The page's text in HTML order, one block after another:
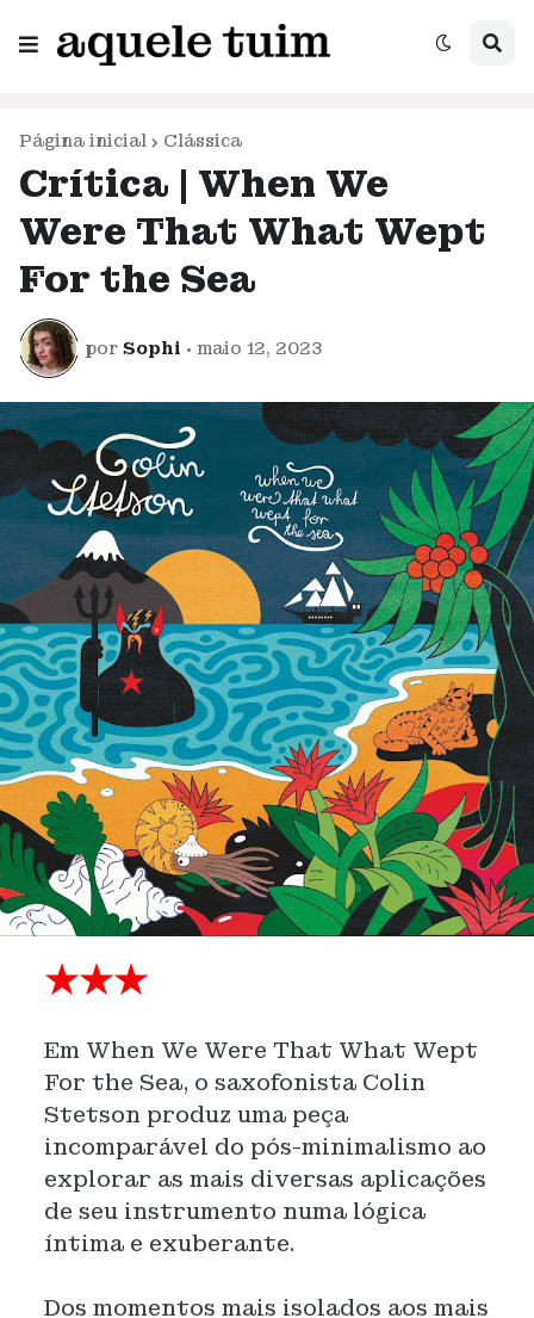
Página inicial Clássica
Crítica | When We
Were That What Wept
For the Sea
por Sophi • maio 12, 2023
★★★
Em When We Were That What Wept
For the Sea, o saxofonista Colin
Stetson produz uma peça
incomparável do pós-minimalismo ao
explorar as mais diversas aplicações
de seu instrumento numa lógica
íntima e exuberante.
Dos momentos mais isolados aos mais